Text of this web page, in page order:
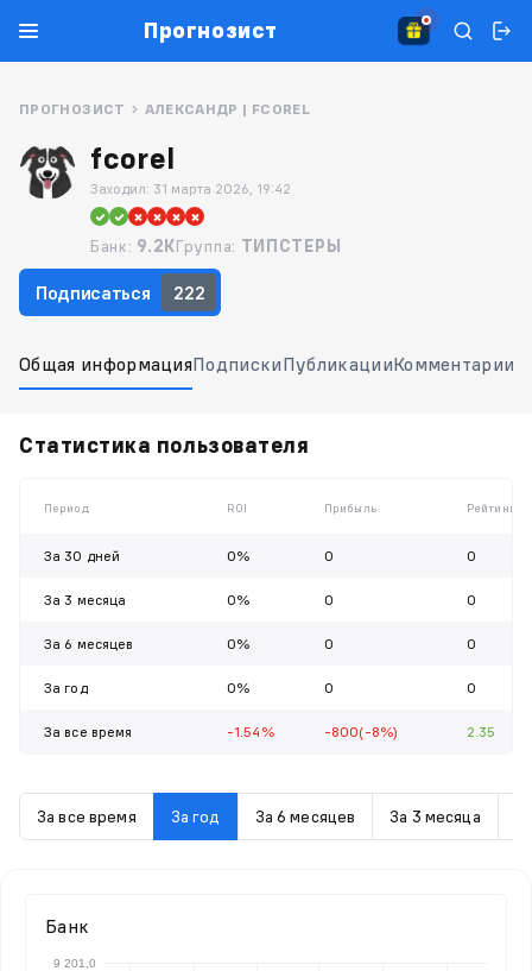
Прогнозист
ПРОГНОЗИСТ АЛЕКСАНДР | FCOREL
fcorel
Заходил: 31 марта 2026, 19:42
Банк: 9.2KГруппа: ТИПСТЕРЫ
Подписаться 222
Общая информацияПодпискиПубликацииКомментарии
Статистика пользователя
Период ROI Прибыль Рейтинг
За 30 дней 0% 0 0
За 3 месяца 0% 0 0
За 6 месяцев 0% 0 0
За год 0% 0 0
За все время -1.54% -800(-8%) 2.35
За все время За год За 6 месяцев За 3 месяца
Банк
9 201,0